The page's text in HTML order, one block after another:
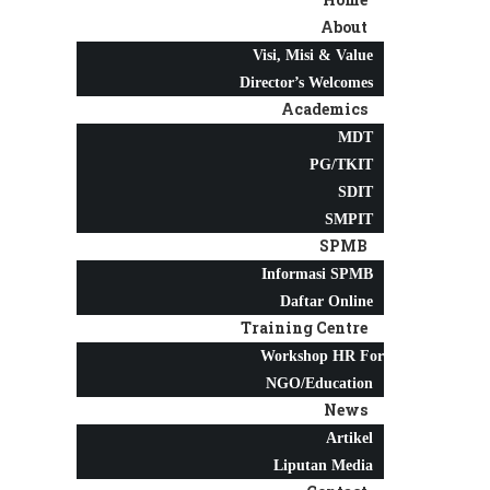
About
Visi, Misi & Value
Director’s Welcomes
Academics
MDT
PG/TKIT
SDIT
SMPIT
SPMB
Informasi SPMB
Daftar Online
Training Centre
Workshop HR For
NGO/Education
News
Artikel
Liputan Media